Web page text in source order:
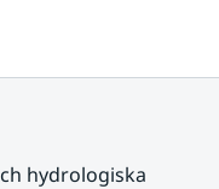
hydrologiska